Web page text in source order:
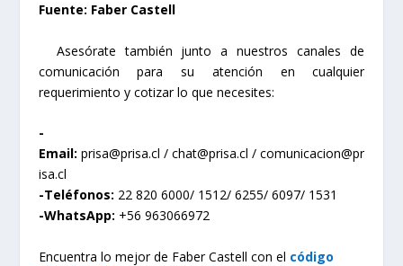
Fuente: Faber Castell
Asesórate también junto a nuestros canales de
comunicación para su atención en cualquier
requerimiento y cotizar lo que necesites:
-
Email: prisa@prisa.cl / chat@prisa.cl / comunicacion@pr
isa.cl
-Teléfonos: 22 820 6000/ 1512/ 6255/ 6097/ 1531
-WhatsApp: +56 963066972
Encuentra lo mejor de Faber Castell con el código